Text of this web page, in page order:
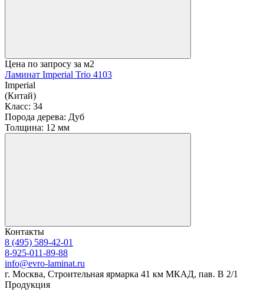
Цена по запросу за м2
Ламинат Imperial Trio 4103
Imperial
(Китай)
Класс: 34
Порода дерева: Дуб
Толщина: 12 мм
Контакты
8 (495) 589-42-01
8-925-011-89-88
info@evro-laminat.ru
г. Москва, Строительная ярмарка 41 км МКАД, пав. В 2/1
Продукция